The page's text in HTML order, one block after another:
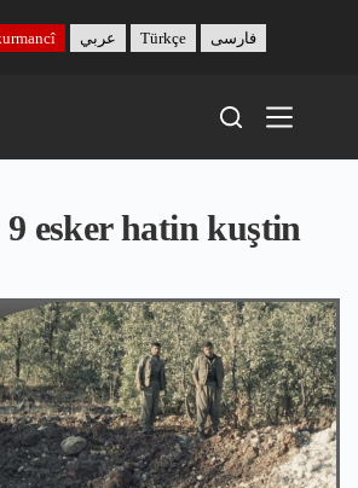
عربي Türkçe فارسی
esker hatin kuştin